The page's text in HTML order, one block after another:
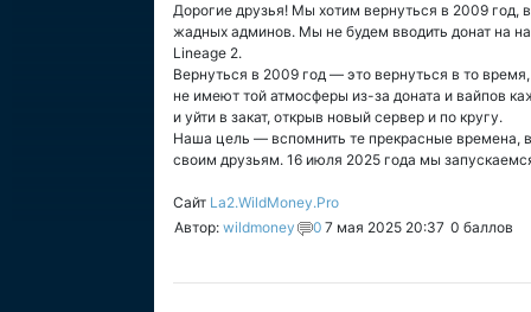
Дорогие друзья! Мы хотим вернуться в 2009 год,
жадных админов. Мы не будем вводить донат на
Lineage 2.
Вернуться в 2009 год — это вернуться в то
не имеют той атмосферы из-за доната и вайпов
и уйти в закат, открыв новый сервер и по кругу.
Наша цель — вспомнить те прекрасные времена,
своим друзьям. 16 июля 2025 года мы
Сайт La2.WildMoney.Pro
Автор: wildmoney 0 7 мая 2025 20:37 0 баллов